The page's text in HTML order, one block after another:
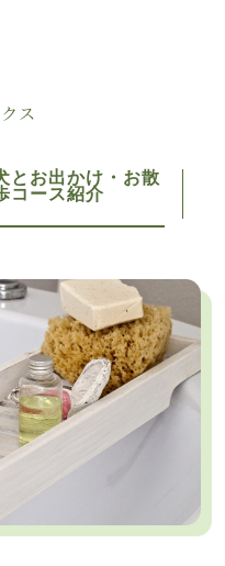
ス
とお出かけ・お散
コース紹介